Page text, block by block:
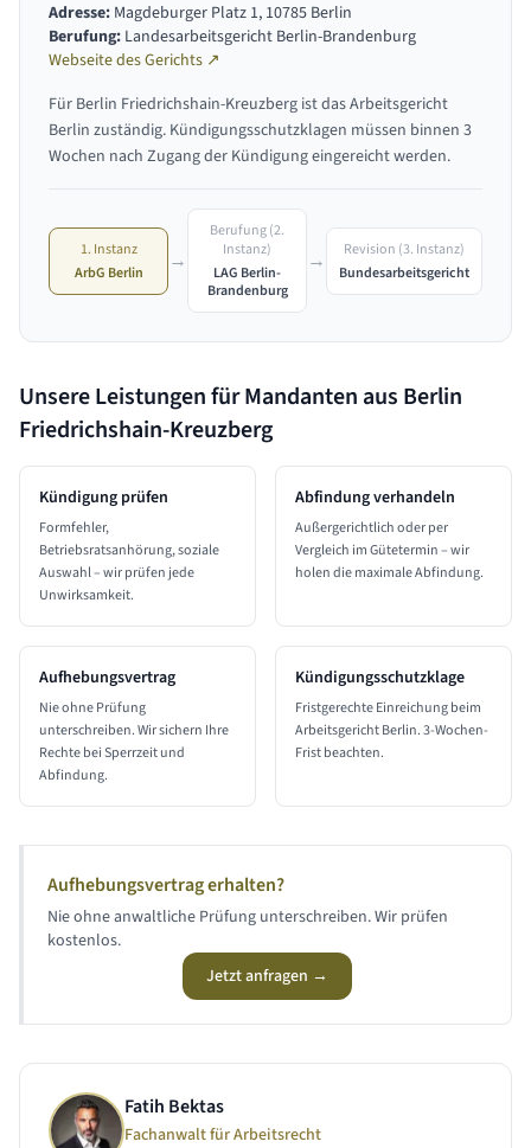
Adresse: Magdeburger Platz 1, 10785 Berlin
Berufung: Landesarbeitsgericht Berlin-Brandenburg
Webseite des Gerichts ↗
Für Berlin Friedrichshain-Kreuzberg ist dasArbeitsgericht
Berlin zuständig. Kündigungsschutzklagen müssen binnen 3
Wochen nach Zugang der Kündigung eingereicht werden.
1. Instanz
ArbG Berlin
→
Berufung (2.
Instanz)
LAG Berlin-
Brandenburg
→
Revision (3. Instanz)
Bundesarbeitsgericht
Unsere Leistungen für Mandanten aus Berlin
Friedrichshain-Kreuzberg
Kündigung prüfen
Formfehler,
Betriebsratsanhörung, soziale
Auswahl – wir prüfen jede
Unwirksamkeit.
Abfindung verhandeln
Außergerichtlich oder per
Vergleich im Gütetermin – wir
holen die maximale Abfindung.
Aufhebungsvertrag
Nie ohne Prüfung
unterschreiben. Wir sichern Ihre
Rechte bei Sperrzeit und
Abfindung.
Kündigungsschutzklage
Fristgerechte Einreichung beim
Arbeitsgericht Berlin. 3-Wochen-
Frist beachten.
Aufhebungsvertrag erhalten?
Nie ohne anwaltliche Prüfung unterschreiben. Wir prüfen
kostenlos.
Jetzt anfragen →
Fatih Bektas
Fachanwalt für Arbeitsrecht